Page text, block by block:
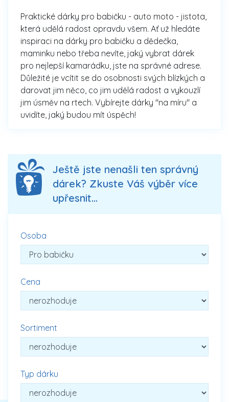
Praktické dárky pro babičku - auto moto - jistota,
která udělá radost opravdu všem. Ať už hledáte
inspiraci na dárky pro babičku a dědečka,
maminku nebo třeba nevíte, jaký vybrat dárek
pro nejlepší kamarádku, jste na správné adrese.
Důležité je vcítit se do osobnosti svých blízkých a
darovat jim něco, co jim udělá radost a vykouzlí
jim úsměv na rtech. Vybírejte dárky "na míru" a
uvidíte, jaký budou mít úspěch!
Ještě jste nenašli ten správný
dárek? Zkuste Váš výběr více
upřesnit...
Osoba
Cena
Sortiment
Typ dárku